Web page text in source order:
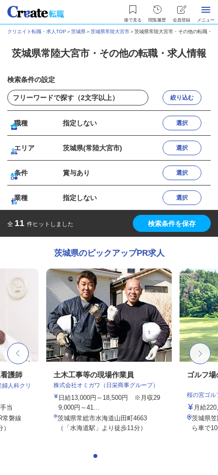
後で見る 閲覧履歴 会員登録 メニュー
クリエイト転職・求人TOP ＞茨城県＞茨城県常陸大宮市＞茨城県常陸大宮市・その他の転職・求
茨城県常陸大宮市・その他の転職・求人情報
検索条件の設定
絞り込む
職種 指定しない 選択
エリア 茨城県(常陸大宮市) 選択
条件 賞与あり 選択
業種 指定しない 選択
全 11 件ヒットしました 検索条件を保存
茨城県のピックアップPR求人
護師
人科クリ
当
常磐線
土木工事等の現場作業員
株式会社オミガワ（日栄商事グループ）
日給13,000円～18,500円 ※月収29
9,000円～41...
茨城県常総市水海道山田町4663
（「水海道駅」より徒歩11分）
ゴルフ
桜の宮ゴル
月給
茨城県
ら車で